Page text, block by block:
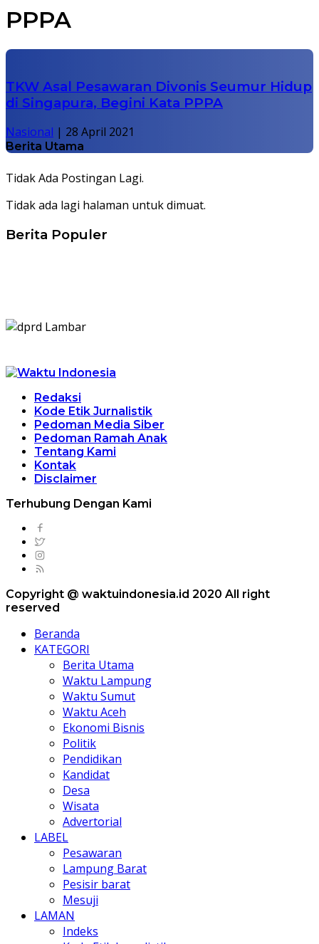
PPPA
TKW Asal Pesawaran Divonis Seumur Hidup
di Singapura, Begini Kata PPPA
Nasional | 28 April 2021
Berita Utama
Tidak Ada Postingan Lagi.
Tidak ada lagi halaman untuk dimuat.
Berita Populer
Redaksi
Kode Etik Jurnalistik
Pedoman Media Siber
Pedoman Ramah Anak
Tentang Kami
Kontak
Disclaimer
Terhubung Dengan Kami
Copyright @ waktuindonesia.id 2020 All right
reserved
Beranda
KATEGORI
Berita Utama
Waktu Lampung
Waktu Sumut
Waktu Aceh
Ekonomi Bisnis
Politik
Pendidikan
Kandidat
Desa
Wisata
Advertorial
LABEL
Pesawaran
Lampung Barat
Pesisir barat
Mesuji
LAMAN
Indeks